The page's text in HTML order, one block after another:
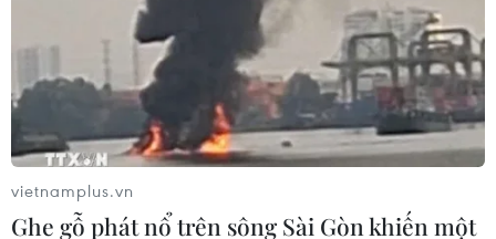
diễn biến khó lường, tuy nhiên hiện Tổ chức Y tế thế giới
chưa có cảnh báo mới đối với COVID-19 trên phạm vi
toàn cầu.
vietnamplus.vn
Ghe gỗ phát nổ trên sông Sài Gòn khiến một